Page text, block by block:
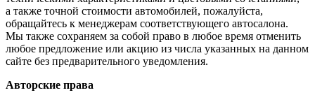
а также точной стоимости автомобилей, пожалуйста,
обращайтесь к менеджерам соответствующего автосалона.
Мы также сохраняем за собой право в любое время отменить
любое предложение или акцию из числа указанных на данном
сайте без предварительного уведомления.
Авторские права